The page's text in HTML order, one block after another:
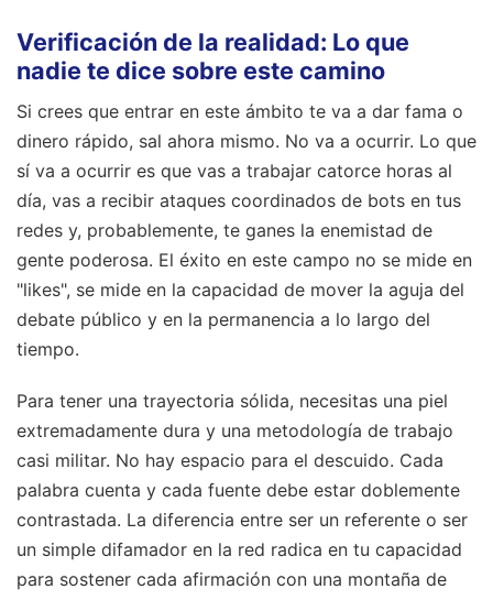
Verificación de la realidad: Lo que
nadie te dice sobre este camino
Si crees que entrar en este ámbito te va a dar fama o
dinero rápido, sal ahora mismo. No va a ocurrir. Lo que
sí va a ocurrir es que vas a trabajar catorce horas al
día, vas a recibir ataques coordinados de bots en tus
redes y, probablemente, te ganes la enemistad de
gente poderosa. El éxito en este campo no se mide en
"likes", se mide en la capacidad de mover la aguja del
debate público y en la permanencia a lo largo del
tiempo.
Para tener una trayectoria sólida, necesitas una piel
extremadamente dura y una metodología de trabajo
casi militar. No hay espacio para el descuido. Cada
palabra cuenta y cada fuente debe estar doblemente
contrastada. La diferencia entre ser un referente o ser
un simple difamador en la red radica en tu capacidad
para sostener cada afirmación con una montaña de